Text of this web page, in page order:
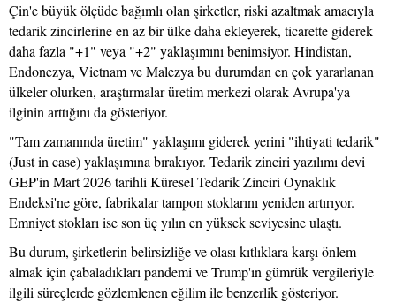
Çin'e büyük ölçüde bağımlı olan şirketler, riski azaltmak amacıyla
tedarik zincirlerine en az bir ülke daha ekleyerek, ticarette giderek
daha fazla "+1" veya "+2" yaklaşımını benimsiyor. Hindistan,
Endonezya, Vietnam ve Malezya bu durumdan en çok yararlanan
ülkeler olurken, araştırmalar üretim merkezi olarak Avrupa'ya
ilginin arttığını da gösteriyor.
"Tam zamanında üretim" yaklaşımı giderek yerini "ihtiyati tedarik"
(Just in case) yaklaşımına bırakıyor. Tedarik zinciri yazılımı devi
GEP'in Mart 2026 tarihli Küresel Tedarik Zinciri Oynaklık
Endeksi'ne göre, fabrikalar tampon stoklarını yeniden artırıyor.
Emniyet stokları ise son üç yılın en yüksek seviyesine ulaştı.
Bu durum, şirketlerin belirsizliğe ve olası kıtlıklara karşı önlem
almak için çabaladıkları pandemi ve Trump'ın gümrük vergileriyle
ilgili süreçlerde gözlemlenen eğilim ile benzerlik gösteriyor.